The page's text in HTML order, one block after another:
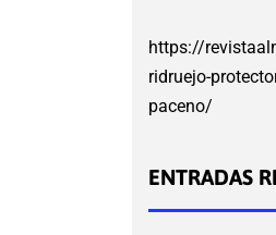
https://
ridruejo-
paceno/
ENTRADAS